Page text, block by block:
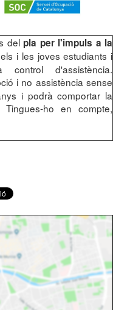
del pla per l'impuls a la
i les joves estudiants i
control d'assistència.
i no assistència sense
i podrà comportar la
ho en compte,